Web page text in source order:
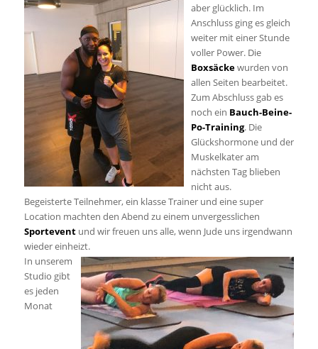
aber glücklich. Im
Anschluss ging es gleich
weiter mit einer Stunde
voller Power. Die
Boxsäckewurden von
allen Seiten bearbeitet.
Zum Abschluss gab es
noch ein Bauch-Beine-
Po-Training. Die
Glückshormone und der
Muskelkater am
nächsten Tag blieben
nicht aus.
Begeisterte Teilnehmer, ein klasse Trainer und eine super
Location machten den Abend zu einem unvergesslichen
Sporteventund wir freuen uns alle, wenn Jude uns irgendwann
wieder einheizt.
In unserem
Studio gibt
es jeden
Monat